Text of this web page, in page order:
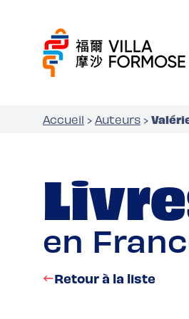
Accueil › Auteurs ›
en
Retour à la liste